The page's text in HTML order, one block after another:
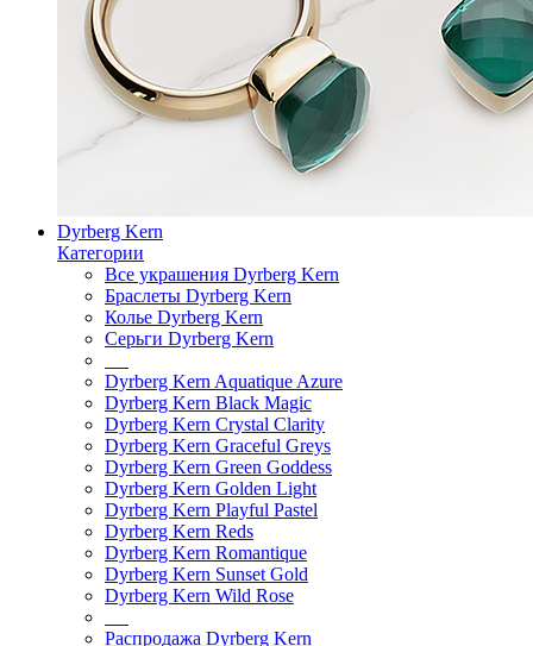
Dyrberg Kern
Категории
Все украшения Dyrberg Kern
Браслеты Dyrberg Kern
Колье Dyrberg Kern
Серьги Dyrberg Kern
Dyrberg Kern Aquatique Azure
Dyrberg Kern Black Magic
Dyrberg Kern Crystal Clarity
Dyrberg Kern Graceful Greys
Dyrberg Kern Green Goddess
Dyrberg Kern Golden Light
Dyrberg Kern Playful Pastel
Dyrberg Kern Reds
Dyrberg Kern Romantique
Dyrberg Kern Sunset Gold
Dyrberg Kern Wild Rose
Распродажа Dyrberg Kern